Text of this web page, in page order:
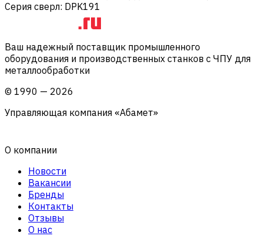
Серия сверл: DPK191
Ваш надежный поставщик промышленного
оборудования и производственных станков с ЧПУ для
металлообработки
© 1990 — 2026
Управляющая компания «Абамет»
О компании
Новости
Вакансии
Бренды
Контакты
Отзывы
О нас